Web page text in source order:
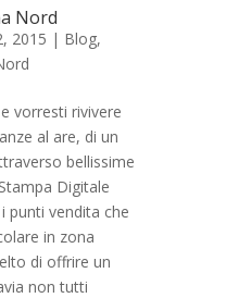
Nord
2015 | Blog,
vorresti rivivere
al are, di un
bellissime
Digitale
punti vendita che
in zona
di offrire un
non tutti